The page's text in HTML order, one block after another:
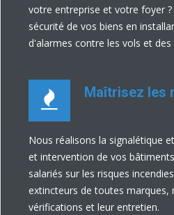
votre entreprise et votre foyer
sécurité de vos biens en
d'alarmes contre les vols et
Maîtrisez les
Nous réalisons la signalétique
et intervention de vos
salariés sur les risques
extincteurs de toutes marques,
vérifications et leur entretien.